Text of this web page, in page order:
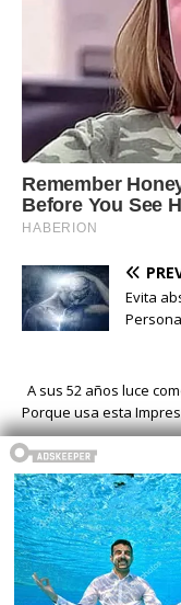
Evita
A sus 52 años luce
Porque usa esta
Buscar